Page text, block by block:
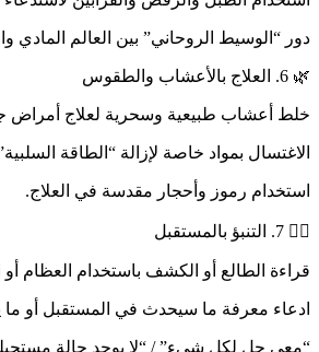
دور “الوسيط الروحاني” بين العالم المادي
🌿 6. العلاج بالأعشاب والطقوس
خلط أعشاب طبيعية وسحرية لعلاج أمراض
الاغتسال بمواد خاصة لإزالة “الطاقة
استخدام رموز وأحجار مقدسة في العلاج.
🧙‍♂️ 7. التنبؤ بالمستقبل
قراءة الطالع أو الكشف باستخدام العظام
ادعاء معرفة ما سيحدث في المستقبل أو ما
“معي حل لكل شيء” / “لا يوجد حالة